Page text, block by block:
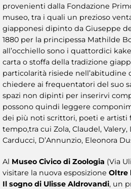
provenienti dalla Fondazione
museo, tra i quali un prezioso
giapponesi dipinto da Giuseppe
1880 per la principessa Mathilde
all’occhiello sono i quattordici
carta o stoffa della tradizione
particolarità risiede nell’abitudine
chiedere ai frequentatori del suo
spazi non dipinti per inserirvi
possono quindi leggere
dei più noti scrittori, poeti e artisti
tempo,tra cui Zola, Claudel, Valery,
Carducci, D’Annunzio, Eleonora
Al Museo Civico di Zoologia (Via
visitare la nuova esposizione Oltre
Il sogno di Ulisse Aldrovandi, un